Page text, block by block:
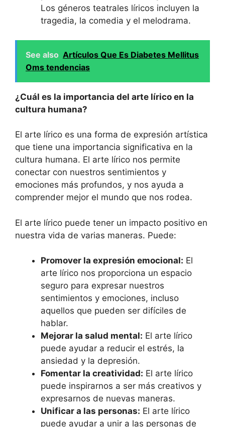
Los géneros teatrales líricos incluyen la
tragedia, la comedia y el melodrama.
See also Artículos Que Es Diabetes Mellitus
Oms tendencias
¿Cuál es la importancia del arte lírico en la
cultura humana?
El arte lírico es una forma de expresión artística
que tiene una importancia significativa en la
cultura humana. El arte lírico nos permite
conectar con nuestros sentimientos y
emociones más profundos, y nos ayuda a
comprender mejor el mundo que nos rodea.
El arte lírico puede tener un impacto positivo en
nuestra vida de varias maneras. Puede:
Promover la expresión emocional: El
arte lírico nos proporciona un espacio
seguro para expresar nuestros
sentimientos y emociones, incluso
aquellos que pueden ser difíciles de
hablar.
Mejorar la salud mental: El arte lírico
puede ayudar a reducir el estrés, la
ansiedad y la depresión.
Fomentar la creatividad: El arte lírico
puede inspirarnos a ser más creativos y
expresarnos de nuevas maneras.
Unificar a las personas: El arte lírico
puede ayudar a unir a las personas de